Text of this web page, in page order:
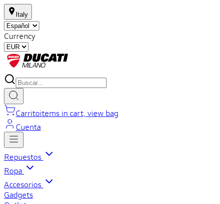
Italy
Currency
Carritoitems in cart, view bag
Cuenta
Repuestos
Ropa
Accesorios
Gadgets